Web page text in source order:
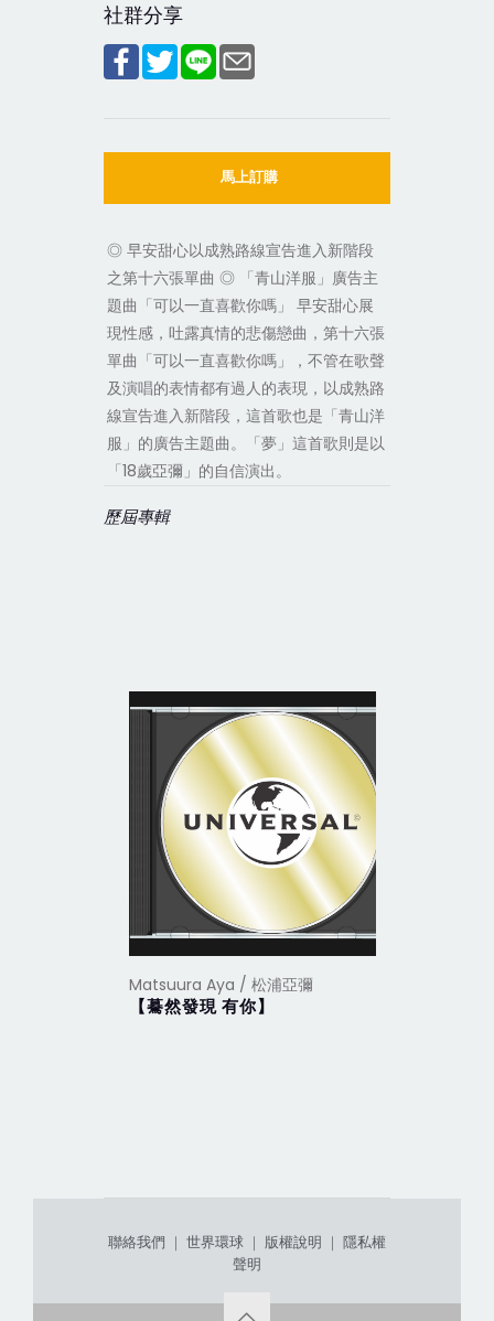
社群分享
馬上訂購
◎ 早安甜心以成熟路線宣告進入新階段
之第十六張單曲 ◎ 「青山洋服」廣告主
題曲「可以一直喜歡你嗎」 早安甜心展
現性感，吐露真情的悲傷戀曲，第十六張
單曲「可以一直喜歡你嗎」，不管在歌聲
及演唱的表情都有過人的表現，以成熟路
線宣告進入新階段，這首歌也是「青山洋
服」的廣告主題曲。「夢」這首歌則是以
「18歲亞彌」的自信演出。
歷屆專輯
Matsuura Aya / 松浦亞彌
【驀然發現 有你】
聯絡我們 ｜ 世界環球 ｜ 版權說明 ｜ 隱私權
聲明